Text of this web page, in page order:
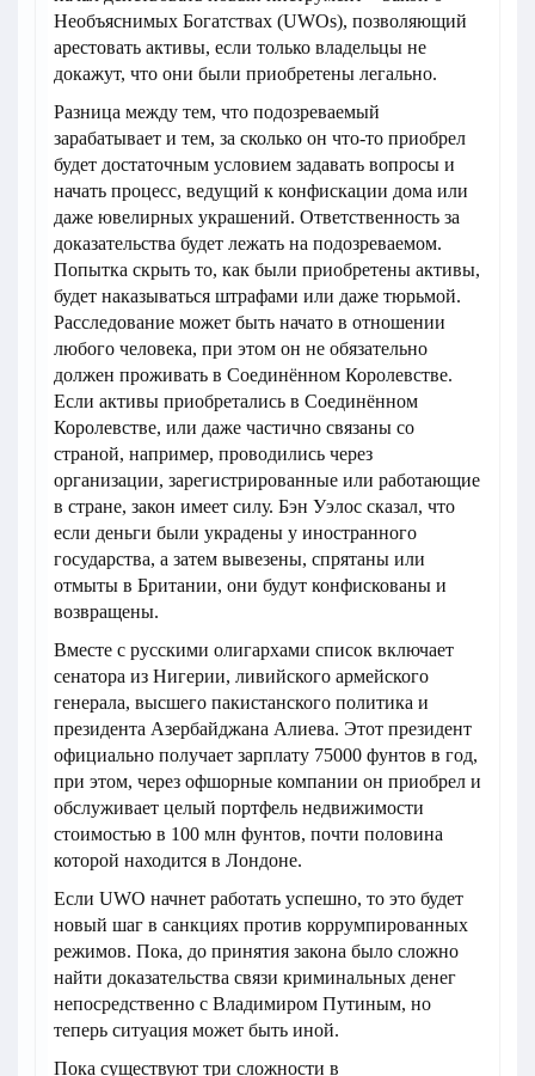
Необъяснимых Богатствах (UWOs), позволяющий
арестовать активы, если только владельцы не
докажут, что они были приобретены легально.
Разница между тем, что подозреваемый
зарабатывает и тем, за сколько он что-то приобрел
будет достаточным условием задавать вопросы и
начать процесс, ведущий к конфискации дома или
даже ювелирных украшений. Ответственность за
доказательства будет лежать на подозреваемом.
Попытка скрыть то, как были приобретены активы,
будет наказываться штрафами или даже тюрьмой.
Расследование может быть начато в отношении
любого человека, при этом он не обязательно
должен проживать в Соединённом Королевстве.
Если активы приобретались в Соединённом
Королевстве, или даже частично связаны со
страной, например, проводились через
организации, зарегистрированные или работающие
в стране, закон имеет силу. Бэн Уэлос сказал, что
если деньги были украдены у иностранного
государства, а затем вывезены, спрятаны или
отмыты в Британии, они будут конфискованы и
возвращены.
Вместе с русскими олигархами список включает
сенатора из Нигерии, ливийского армейского
генерала, высшего пакистанского политика и
президента Азербайджана Алиева. Этот президент
официально получает зарплату 75000 фунтов в год,
при этом, через офшорные компании он приобрел и
обслуживает целый портфель недвижимости
стоимостью в 100 млн фунтов, почти половина
которой находится в Лондоне.
Если UWO начнет работать успешно, то это будет
новый шаг в санкциях против коррумпированных
режимов. Пока, до принятия закона было сложно
найти доказательства связи криминальных денег
непосредственно с Владимиром Путиным, но
теперь ситуация может быть иной.
Пока существуют три сложности в